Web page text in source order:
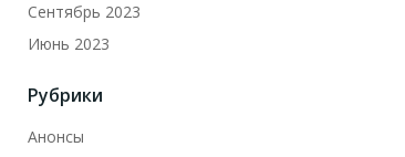
Сентябрь 2023
Июнь 2023
Рубрики
Анонсы